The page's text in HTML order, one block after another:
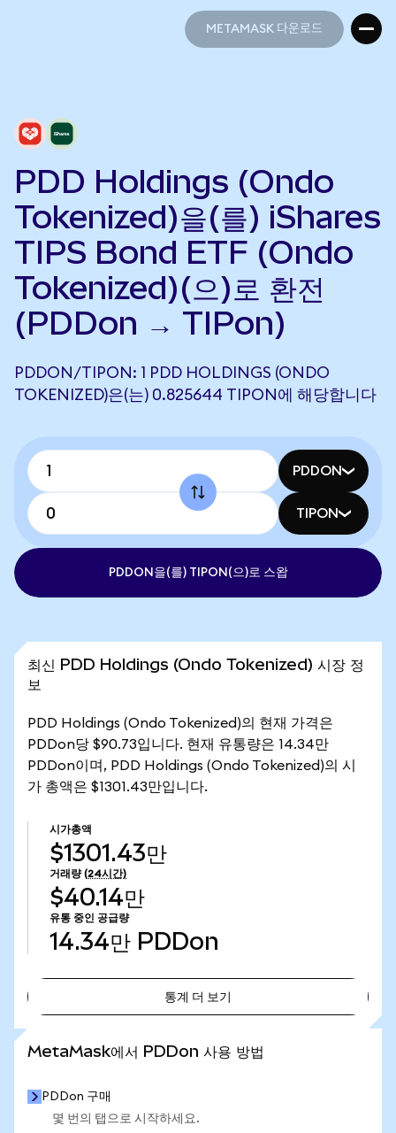
METAMASK 다운로드
PDD Holdings (Ondo
Tokenized)을(를) iShares
TIPS Bond ETF (Ondo
Tokenized)(으)로 환전
(PDDon → TIPon)
PDDON/TIPON: 1 PDD HOLDINGS (ONDO
TOKENIZED)은(는) 0.825644 TIPON에 해당합니다
PDDON
TIPON
PDDON을(를) TIPON(으)로 스왑
최신 PDD Holdings (Ondo Tokenized) 시장 정
보
PDD Holdings (Ondo Tokenized)의 현재 가격은
PDDon당 $90.73입니다. 현재 유통량은 14.34만
PDDon이며, PDD Holdings (Ondo Tokenized)의 시
가 총액은 $1301.43만입니다.
시가총액
$1301.43만
거래량 (24시간)
$40.14만
유통 중인 공급량
14.34만 PDDon
통계 더 보기
MetaMask에서 PDDon 사용 방법
PDDon 구매
몇 번의 탭으로 시작하세요.